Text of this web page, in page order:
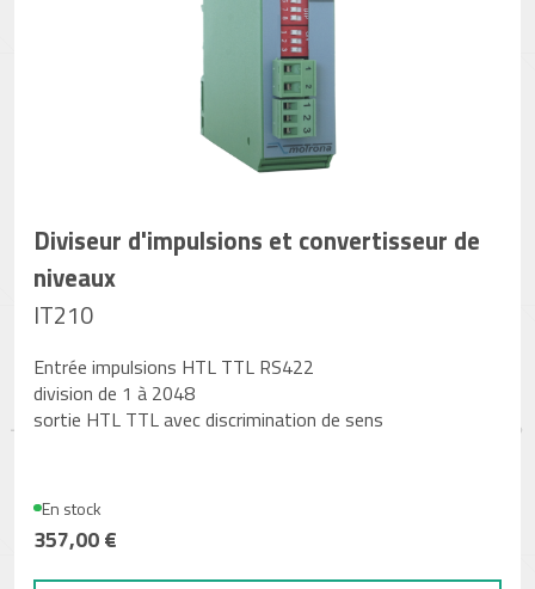
Diviseur d'impulsions et convertisseur de
niveaux
IT210
Entrée impulsions HTL TTL RS422
division de 1 à 2048
sortie HTL TTL avec discrimination de sens
En stock
357,00 €